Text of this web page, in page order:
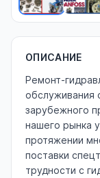
ОПИСАНИЕ
Ремонт-
обслуживания
зарубежного
нашего рынка
протяжении
поставки
трудности с